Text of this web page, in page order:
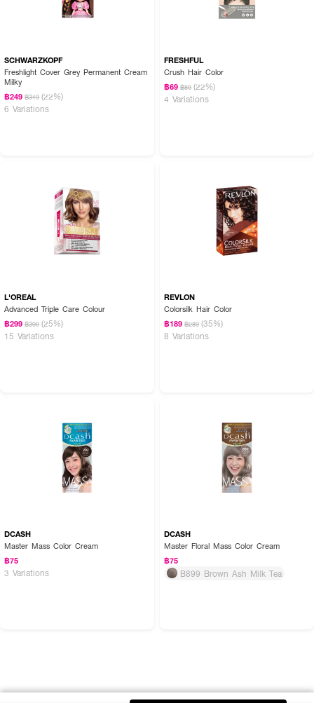
SCHWARZKOPF
Freshlight Cover Grey Permanent Cream
Milky
฿249 ฿319 (22%)
6 Variations
FRESHFUL
Crush Hair Color
฿69 ฿89 (22%)
4 Variations
L'OREAL
Advanced Triple Care Colour
฿299 ฿399 (25%)
15 Variations
REVLON
Colorsilk Hair Color
฿189 ฿289 (35%)
8 Variations
DCASH
Master Mass Color Cream
฿75
3 Variations
DCASH
Master Floral Mass Color Cream
฿75
B899 Brown Ash Milk Tea